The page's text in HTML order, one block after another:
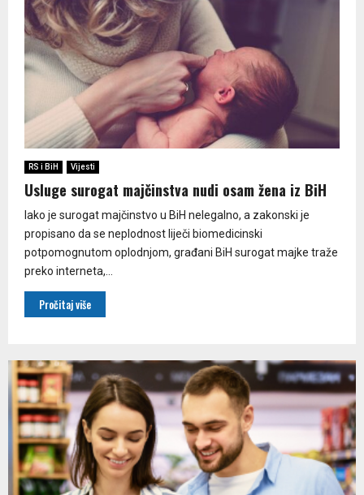
RS i BiH Vijesti
Usluge surogat majčinstva nudi osam žena iz BiH
Iako je surogat majčinstvo u BiH nelegalno, a zakonski je
propisano da se neplodnost liječi biomedicinski
potpomognutom oplodnjom, građani BiH surogat majke traže
preko interneta,...
Pročitaj više